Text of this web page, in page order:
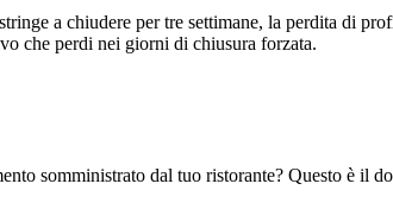
a chiudere per tre settimane, la perdita di
che perdi nei giorni di chiusura forzata.
somministrato dal tuo ristorante? Questo è il